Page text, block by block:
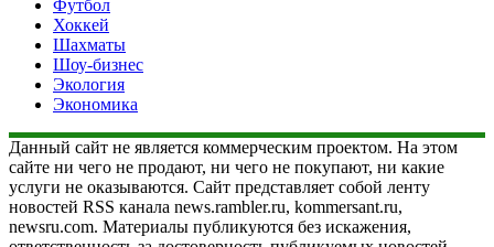
Футбол
Хоккей
Шахматы
Шоу-бизнес
Экология
Экономика
Данный сайт не является коммерческим проектом. На этом
сайте ни чего не продают, ни чего не покупают, ни какие
услуги не оказываются. Сайт представляет собой ленту
новостей RSS канала news.rambler.ru, kommersant.ru,
newsru.com. Материалы публикуются без искажения,